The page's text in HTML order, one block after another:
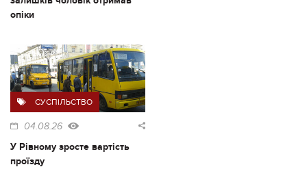
опіки
СУСПІЛЬСТВО
04.08.26
У Рівному зросте вартість
проїзду